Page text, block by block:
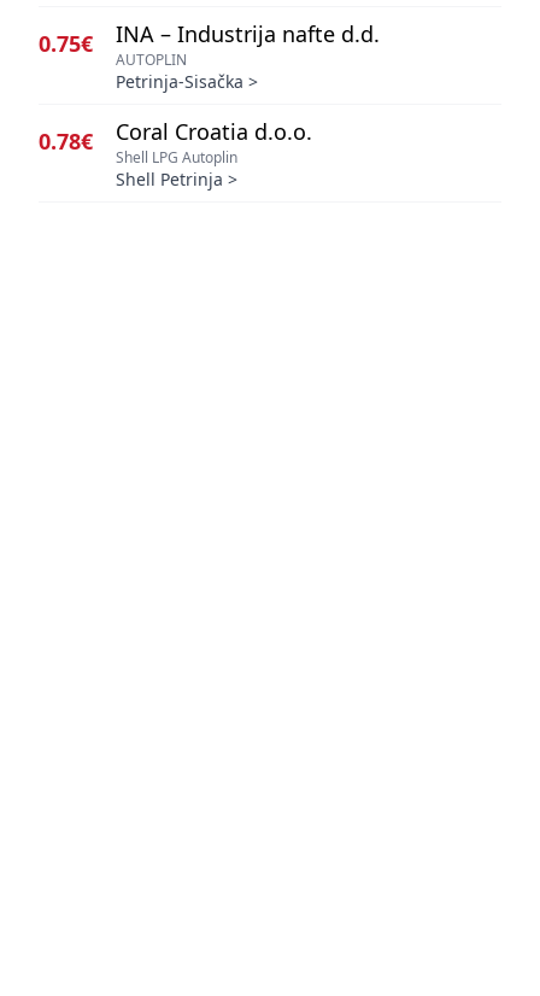
0.75€ INA – Industrija nafte d.d.
AUTOPLIN
Petrinja-Sisačka >
0.78€ Coral Croatia d.o.o.
Shell LPG Autoplin
Shell Petrinja >